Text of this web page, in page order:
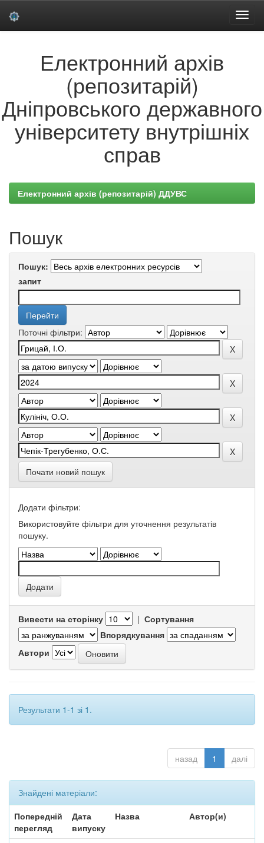
Електронний архів
(репозитарій)
Дніпровського державного
університету внутрішніх
справ
Електронний архів (репозитарій) ДДУВС
Пошук
Пошук:
запит
Поточні фільтри:
Почати новий пошук
Додати фільтри:
Використовуйте фільтри для уточнення результатів
пошуку.
Вивести на сторінку | Сортування
Впорядкування
Автори
Результати 1-1 зі 1.
назад 1 далі
Знайдені матеріали:
Попередній
перегляд
Дата
випуску
Назва Автор(и)